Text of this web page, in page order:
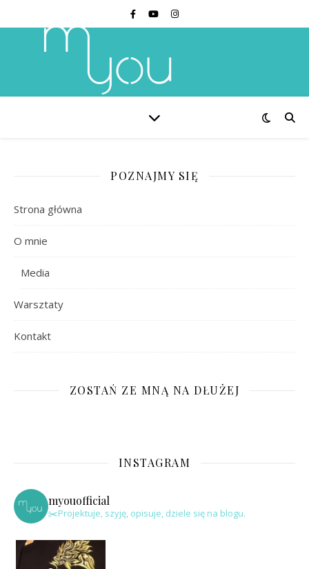
POZNAJMY SIĘ
Strona główna
O mnie
Media
Warsztaty
Kontakt
ZOSTAŃ ZE MNĄ NA DŁUŻEJ
INSTAGRAM
myouofficial
✂️Projektuje, szyję, opisuje, dziele się na blogu.